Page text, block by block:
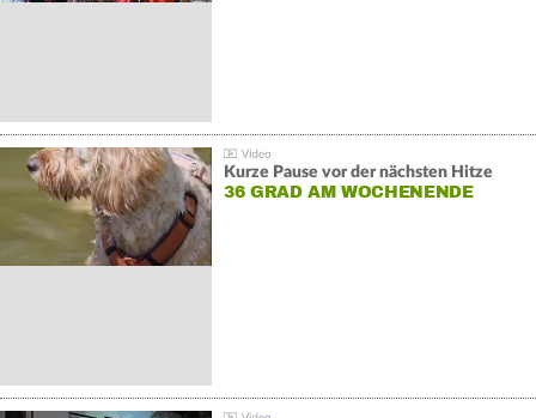
Kurze Pause vor der nächsten Hitze
36 GRAD AM WOCHENENDE